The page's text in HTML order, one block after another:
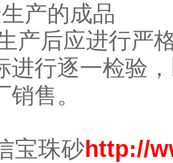
生产的成品
产后应进行严
进行逐一检验
售。
宝珠砂http://